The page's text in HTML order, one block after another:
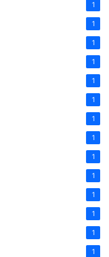
1
1
1
1
1
1
1
1
1
1
1
1
1
1